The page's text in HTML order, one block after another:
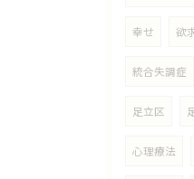
幸せ 欲
統合失調症
足立区
心理療法